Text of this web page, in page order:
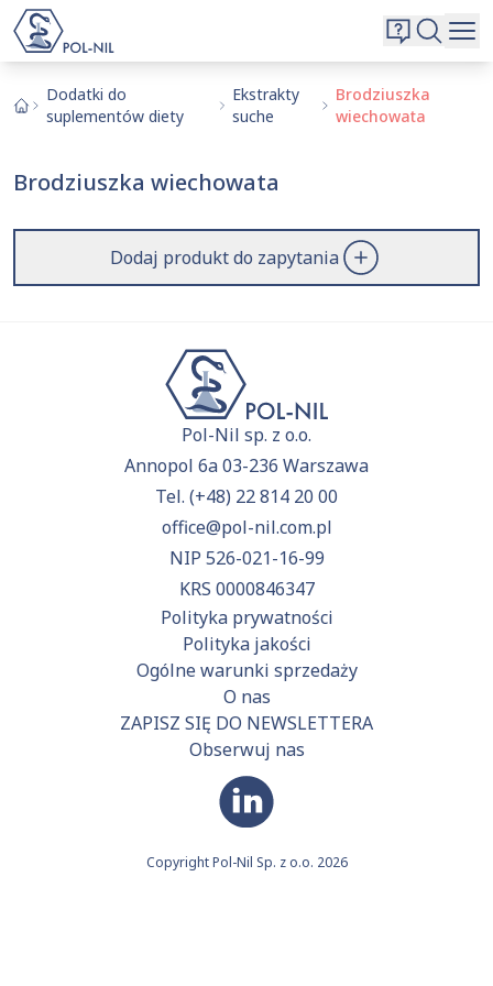
O nas
Kontakt
Dodatki do
suplementów diety
Ekstrakty
suche
Brodziuszka
wiechowata
Brodziuszka wiechowata
Dodaj produkt do zapytania
Pol-Nil sp. z o.o.
Annopol 6a 03-236 Warszawa
Tel. (+48) 22 814 20 00
office@pol-nil.com.pl
NIP 526-021-16-99
KRS 0000846347
Polityka prywatności
Polityka jakości
Ogólne warunki sprzedaży
O nas
ZAPISZ SIĘ DO NEWSLETTERA
Obserwuj nas
Copyright Pol-Nil Sp. z o.o. 2026
Wybrane surowce i substancje
Aktualnie niczego nie dodałeś do zapytania.
Wyszukiwarka
Szukaj